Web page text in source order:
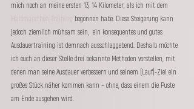
mich noch an meine ersten 13, 14 Kilometer, als ich mit dem
begonnen habe. Diese Steigerung kann
jedoch ziemlich mühsam sein,  ein konsequentes und gutes
Ausdauertraining ist demnach ausschlaggebend. Deshalb möchte
ich euch an dieser Stelle drei bekannte Methoden vorstellen, mit
denen man seine Ausdauer verbessern und seinem (Lauf)-Ziel ein
großes Stück näher kommen kann – ohne, dass einem die Puste
am Ende ausgehen wird.